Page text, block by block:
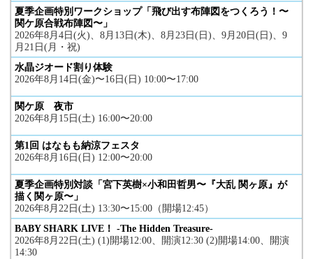
夏季企画特別ワークショップ「飛び出す布陣図をつくろう！〜
関ケ原合戦布陣図〜」
2026年8月4日(火)、8月13日(木)、8月23日(日)、9月20日(日)、9
月21日(月・祝)
水晶ジオード割り体験
2026年8月14日(金)〜16日(日) 10:00〜17:00
関ケ原 夜市
2026年8月15日(土) 16:00〜20:00
第1回 はなもも納涼フェスタ
2026年8月16日(日) 12:00〜20:00
夏季企画特別対談「宮下英樹×小和田哲男〜『大乱 関ヶ原』が
描く関ヶ原〜」
2026年8月22日(土) 13:30〜15:00（開場12:45）
BABY SHARK LIVE！ -The Hidden Treasure-
2026年8月22日(土) (1)開場12:00、開演12:30 (2)開場14:00、開演
14:30